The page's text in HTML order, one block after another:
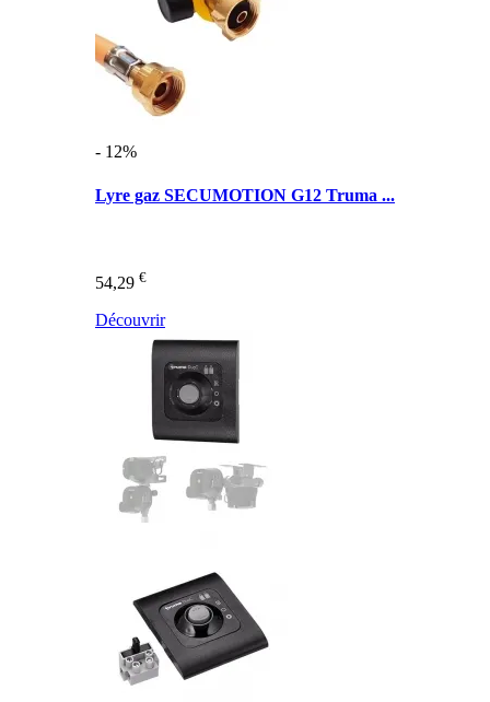
- 12%
Lyre gaz SECUMOTION G12 Truma ...
54,29 €
Découvrir